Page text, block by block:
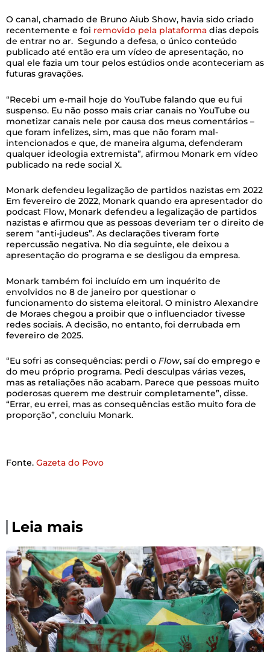
O canal, chamado de Bruno Aiub Show, havia sido criado
recentemente e foi removido pela plataforma dias depois
de entrar no ar. Segundo a defesa, o único conteúdo
publicado até então era um vídeo de apresentação, no
qual ele fazia um tour pelos estúdios onde aconteceriam as
futuras gravações.
“Recebi um e-mail hoje do YouTube falando que eu fui
suspenso. Eu não posso mais criar canais no YouTube ou
monetizar canais nele por causa dos meus comentários –
que foram infelizes, sim, mas que não foram mal-
intencionados e que, de maneira alguma, defenderam
qualquer ideologia extremista”, afirmou Monark em vídeo
publicado na rede social X.
Monark defendeu legalização de partidos nazistas em 2022
Em fevereiro de 2022, Monark quando era apresentador do
podcast Flow, Monark defendeu a legalização de partidos
nazistas e afirmou que as pessoas deveriam ter o direito de
serem “anti-judeus”. As declarações tiveram forte
repercussão negativa. No dia seguinte, ele deixou a
apresentação do programa e se desligou da empresa.
Monark também foi incluído em um inquérito de
envolvidos no 8 de janeiro por questionar o
funcionamento do sistema eleitoral. O ministro Alexandre
de Moraes chegou a proibir que o influenciador tivesse
redes sociais. A decisão, no entanto, foi derrubada em
fevereiro de 2025.
“Eu sofri as consequências: perdi o Flow, saí do emprego e
do meu próprio programa. Pedi desculpas várias vezes,
mas as retaliações não acabam. Parece que pessoas muito
poderosas querem me destruir completamente”, disse.
“Errar, eu errei, mas as consequências estão muito fora de
proporção”, concluiu Monark.
Fonte. Gazeta do Povo
Leia mais